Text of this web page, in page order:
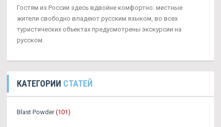
Гостям из России здесь вдвойне комфортно: местные
жители свободно владеют русским языком, во всех
туристических объектах предусмотрены экскурсии на
русском.
КАТЕГОРИИ СТАТЕЙ
Blast Powder (101)